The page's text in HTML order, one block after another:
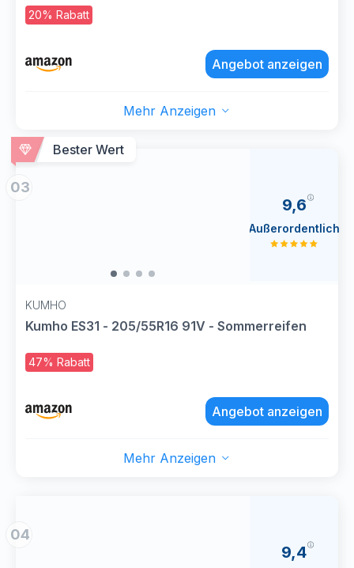
20% Rabatt
Angebot anzeigen
Mehr Anzeigen
Bester Wert
03
KUMHO
Kumho ES31 - 205/55R16 91V - Sommerreifen
47% Rabatt
9,6
Außerordentlich
Angebot anzeigen
Mehr Anzeigen
04
9,4